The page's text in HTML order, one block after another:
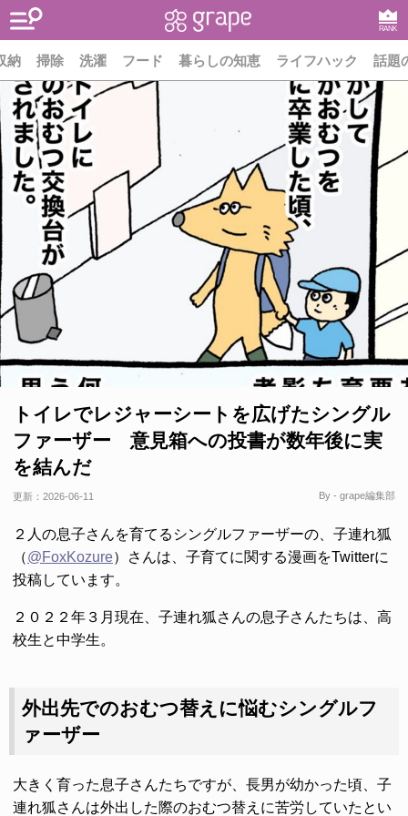
RANK
納 掃除 洗濯 フード 暮らしの知恵 ライフハック 話題
トイレでレジャーシートを広げたシングル
ファーザー 意見箱への投書が数年後に実
を結んだ
更新： 2026-06-11 By - grape編集部
２人の息子さんを育てるシングルファーザーの、子連れ狐
（@FoxKozure）さんは、子育てに関する漫画をTwitterに
投稿しています。
２０２２年３月現在、子連れ狐さんの息子さんたちは、高
校生と中学生。
外出先でのおむつ替えに悩むシングルフ
ァーザー
大きく育った息子さんたちですが、長男が幼かった頃、子
連れ狐さんは外出した際のおむつ替えに苦労していたとい